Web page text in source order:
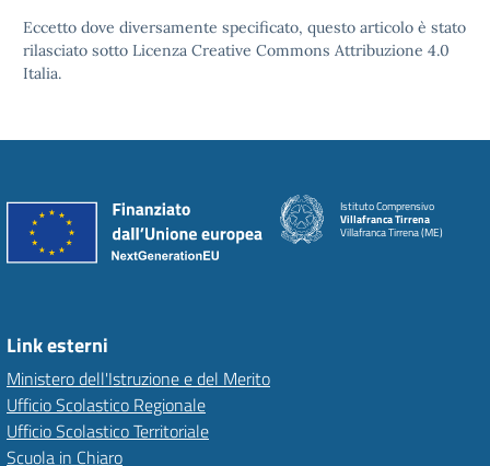
Eccetto dove diversamente specificato, questo articolo è stato
rilasciato sotto Licenza Creative Commons Attribuzione 4.0
Italia.
Istituto Comprensivo
Villafranca Tirrena
Villafranca Tirrena (ME)
Link esterni
Ministero dell'Istruzione e del Merito
Ufficio Scolastico Regionale
Ufficio Scolastico Territoriale
Scuola in Chiaro